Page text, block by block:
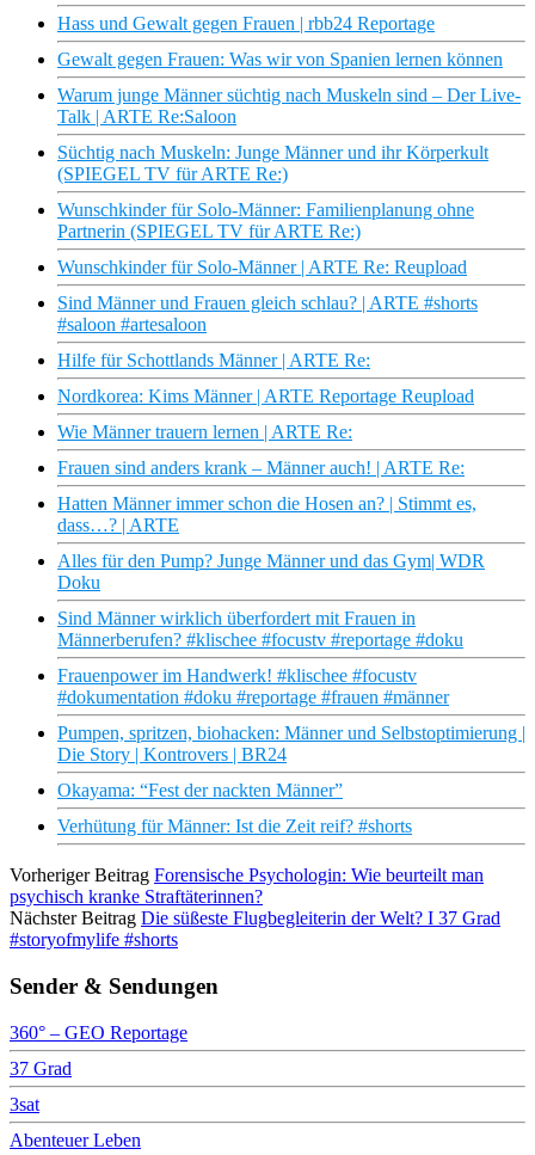
Hass und Gewalt gegen Frauen | rbb24 Reportage
Gewalt gegen Frauen: Was wir von Spanien lernen können
Warum junge Männer süchtig nach Muskeln sind – Der Live-
Talk | ARTE Re:Saloon
Süchtig nach Muskeln: Junge Männer und ihr Körperkult
(SPIEGEL TV für ARTE Re:)
Wunschkinder für Solo-Männer: Familienplanung ohne
Partnerin (SPIEGEL TV für ARTE Re:)
Wunschkinder für Solo-Männer | ARTE Re: Reupload
Sind Männer und Frauen gleich schlau? | ARTE #shorts
#saloon #artesaloon
Hilfe für Schottlands Männer | ARTE Re:
Nordkorea: Kims Männer | ARTE Reportage Reupload
Wie Männer trauern lernen | ARTE Re:
Frauen sind anders krank – Männer auch! | ARTE Re:
Hatten Männer immer schon die Hosen an? | Stimmt es,
dass…? | ARTE
Alles für den Pump? Junge Männer und das Gym| WDR
Doku
Sind Männer wirklich überfordert mit Frauen in
Männerberufen? #klischee #focustv #reportage #doku
Frauenpower im Handwerk! #klischee #focustv
#dokumentation #doku #reportage #frauen #männer
Pumpen, spritzen, biohacken: Männer und Selbstoptimierung |
Die Story | Kontrovers | BR24
Okayama: “Fest der nackten Männer”
Verhütung für Männer: Ist die Zeit reif? #shorts
Vorheriger Beitrag Forensische Psychologin: Wie beurteilt man
psychisch kranke Straftäterinnen?
Nächster Beitrag Die süßeste Flugbegleiterin der Welt? I 37 Grad
#storyofmylife #shorts
Sender & Sendungen
360° – GEO Reportage
37 Grad
3sat
Abenteuer Leben